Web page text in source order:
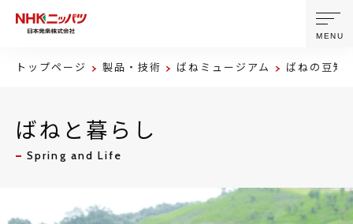
製品・技術
MENU
トップページ 製品・技術 ばねミュージアム ばねの豆知
ばねと暮らし
Spring and Life